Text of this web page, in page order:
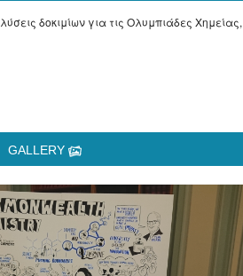
δοκιμίων για τις Ολυμπιάδες Χημείας,
GALLERY